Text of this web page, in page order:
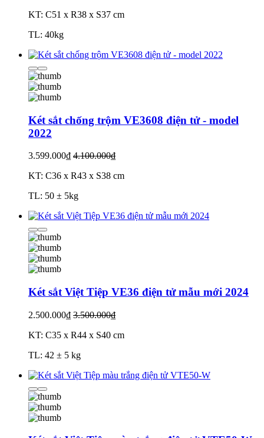
KT: C51 x R38 x S37 cm
TL: 40kg
Két sắt chống trộm VE3608 điện tử - model
2022
3.599.000₫ 4.100.000₫
KT: C36 x R43 x S38 cm
TL: 50 ± 5kg
Két sắt Việt Tiệp VE36 điện tử mẫu mới 2024
2.500.000₫ 3.500.000₫
KT: C35 x R44 x S40 cm
TL: 42 ± 5 kg